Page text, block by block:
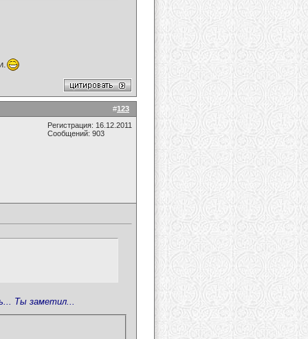
#123
Регистрация: 16.12.2011
Сообщений: 903
Ты заметил...